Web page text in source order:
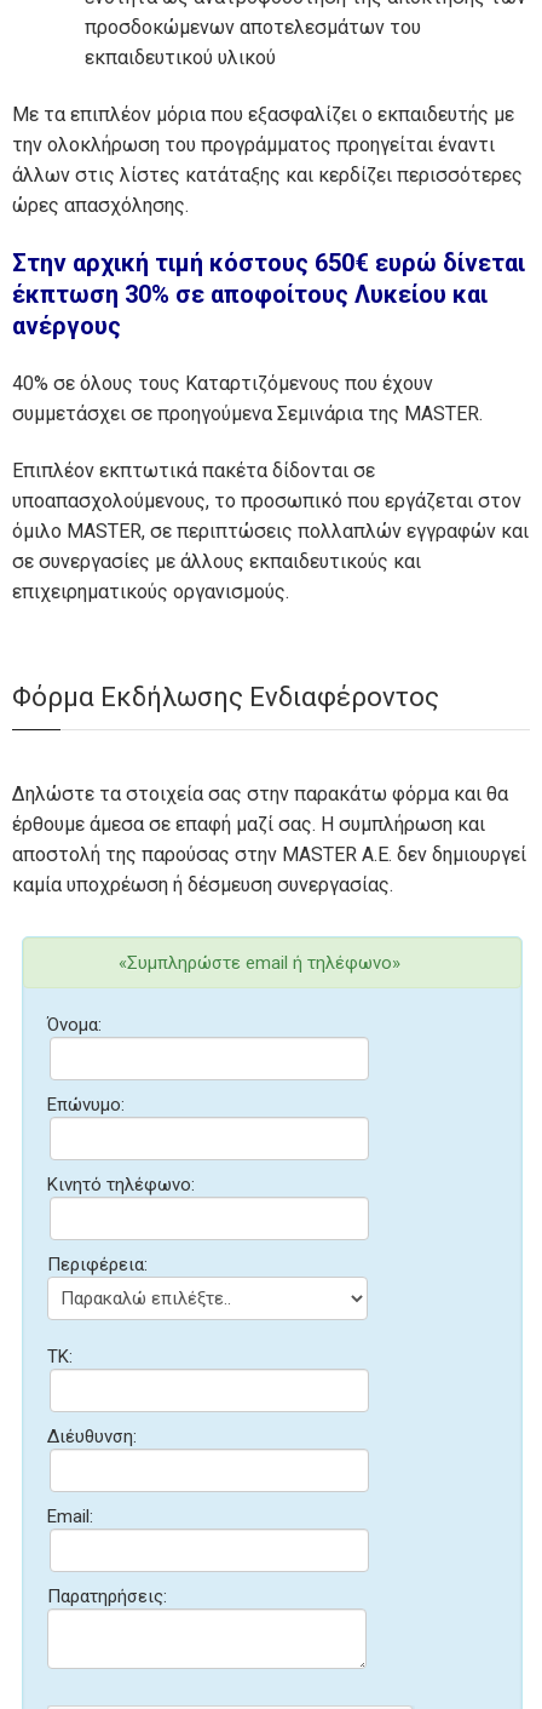
προσδοκώμενων αποτελεσμάτων του
εκπαιδευτικού υλικού
Με τα επιπλέον μόρια που εξασφαλίζει ο εκπαιδευτής με
την ολοκλήρωση του προγράμματος προηγείται έναντι
άλλων στις λίστες κατάταξης και κερδίζει περισσότερες
ώρες απασχόλησης.
Στην αρχική τιμή κόστους 650€ ευρώ δίνεται
έκπτωση 30% σε αποφοίτους Λυκείου και
ανέργους
40% σε όλους τους Καταρτιζόμενους που έχουν
συμμετάσχει σε προηγούμενα Σεμινάρια της MASTER.
Επιπλέον εκπτωτικά πακέτα δίδονται σε
υποαπασχολούμενους, το προσωπικό που εργάζεται στον
όμιλο MASTER, σε περιπτώσεις πολλαπλών εγγραφών και
σε συνεργασίες με άλλους εκπαιδευτικούς και
επιχειρηματικούς οργανισμούς.
Φόρμα Εκδήλωσης Ενδιαφέροντος
Δηλώστε τα στοιχεία σας στην παρακάτω φόρμα και θα
έρθουμε άμεσα σε επαφή μαζί σας. Η συμπλήρωση και
αποστολή της παρούσας στην MASTER A.E. δεν δημιουργεί
καμία υποχρέωση ή δέσμευση συνεργασίας.